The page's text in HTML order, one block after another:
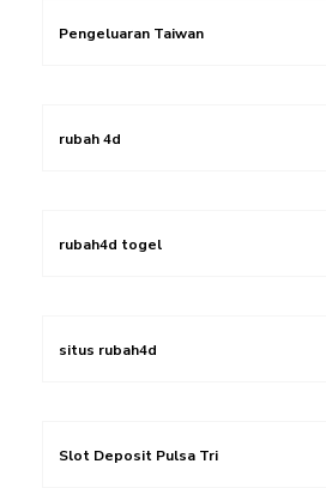
Pengeluaran Taiwan
rubah 4d
rubah4d togel
situs rubah4d
Slot Deposit Pulsa Tri